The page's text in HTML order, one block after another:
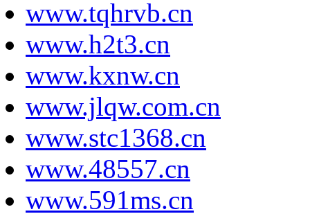
www.tqhrvb.cn
www.h2t3.cn
www.kxnw.cn
www.jlqw.com.cn
www.stc1368.cn
www.48557.cn
www.591ms.cn